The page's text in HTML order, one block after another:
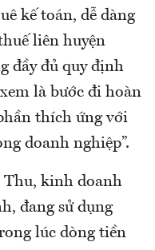
kế toán, dễ dàng
liên huyện
đầy đủ quy định
là bước đi hoàn
thích ứng với
doanh nghiệp”.
Thu, kinh doanh
đang sử dụng
lúc dòng tiền